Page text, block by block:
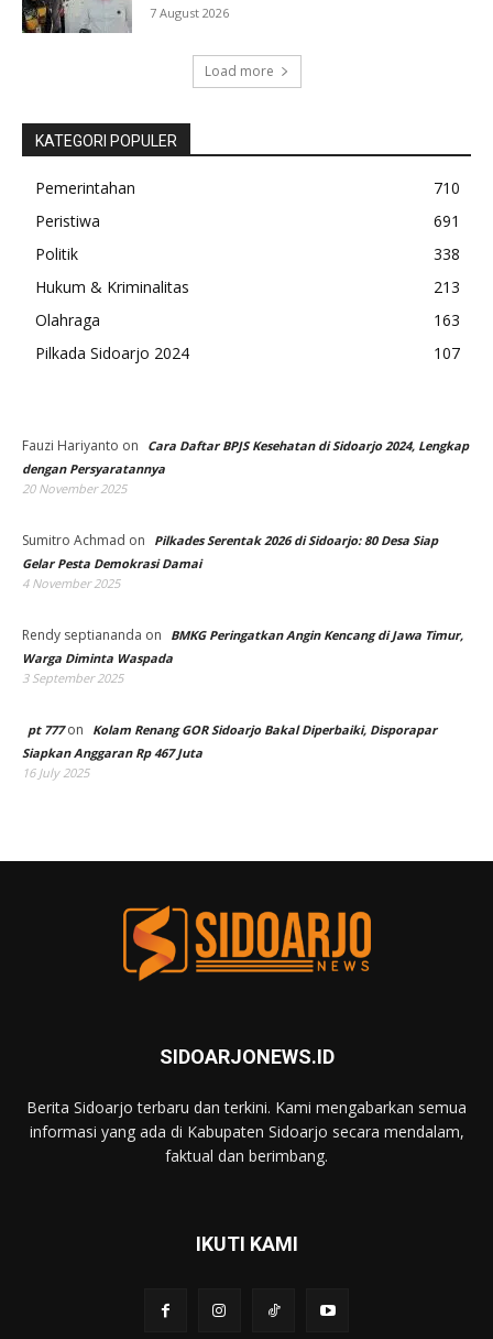
7 August 2026
Load more
KATEGORI POPULER
Pemerintahan
710
Peristiwa
691
Politik
338
Hukum & Kriminalitas
213
Olahraga
163
Pilkada Sidoarjo 2024
107
Fauzi Hariyanto on
Cara Daftar BPJS Kesehatan di Sidoarjo 2024, Lengkap
dengan Persyaratannya
20 November 2025
Sumitro Achmad on
Pilkades Serentak 2026 di Sidoarjo: 80 Desa Siap
Gelar Pesta Demokrasi Damai
4 November 2025
Rendy septiananda on
BMKG Peringatkan Angin Kencang di Jawa Timur,
Warga Diminta Waspada
3 September 2025
pt 777on
Kolam Renang GOR Sidoarjo Bakal Diperbaiki, Disporapar
Siapkan Anggaran Rp 467 Juta
16 July 2025
SIDOARJONEWS.ID
Berita Sidoarjo terbaru dan terkini. Kami mengabarkan semua
informasi yang ada di Kabupaten Sidoarjo secara mendalam,
faktual dan berimbang.
IKUTI KAMI